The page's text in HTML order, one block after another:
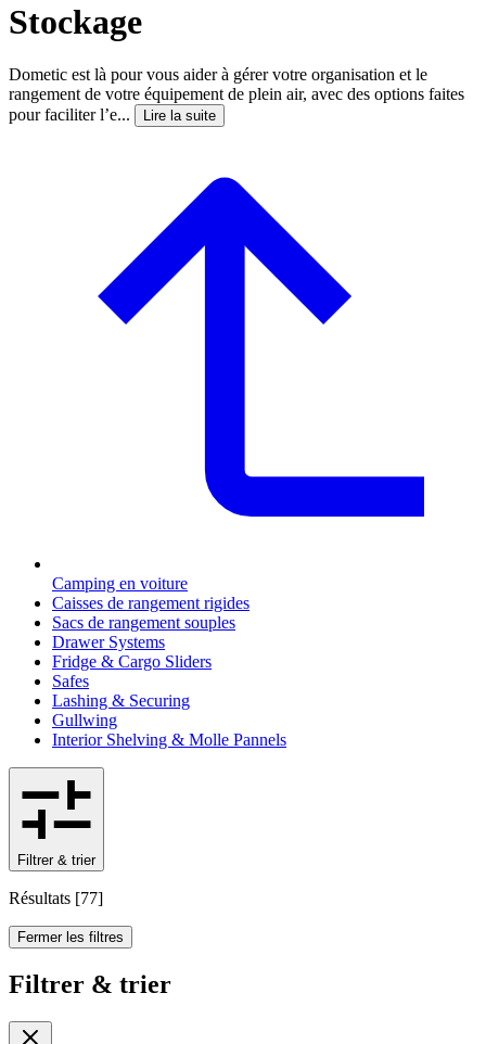
Stockage
Dometic est là pour vous aider à gérer votre organisation et le
rangement de votre équipement de plein air, avec des options faites
pour faciliter l’e...
Lire la suite
Camping en voiture
Caisses de rangement rigides
Sacs de rangement souples
Drawer Systems
Fridge & Cargo Sliders
Safes
Lashing & Securing
Gullwing
Interior Shelving & Molle Pannels
Filtrer & trier
Résultats [77]
Fermer les filtres
Filtrer & trier